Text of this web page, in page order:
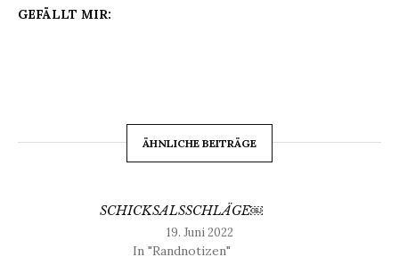
GEFÄLLT MIR:
ÄHNLICHE BEITRÄGE
SCHICKSALSSCHLÄGE￼
19. Juni 2022
In "Randnotizen"